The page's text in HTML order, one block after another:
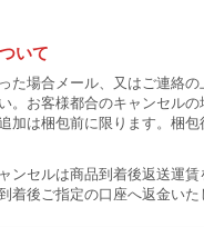
いて
た場合メール、又はご連絡
。お客様都合のキャンセル
加は梱包前に限ります。梱
ンセルは商品到着後返送運
着後ご指定の口座へ返金いた